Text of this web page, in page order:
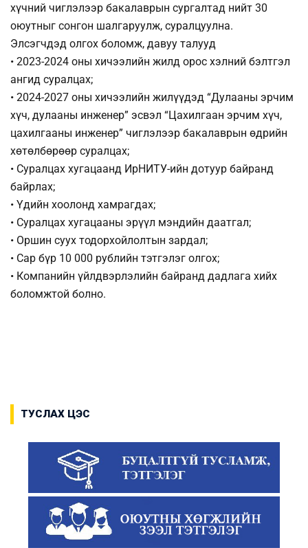
хүчний чиглэлээр бакалаврын сургалтад нийт 30
оюутныг сонгон шалгаруулж, суралцуулна.
Элсэгчдэд олгох боломж, давуу талууд
• 2023-2024 оны хичээлийн жилд орос хэлний бэлтгэл
ангид суралцах;
• 2024-2027 оны хичээлийн жилүүдэд “Дулааны эрчим
хүч, дулааны инженер” эсвэл “Цахилгаан эрчим хүч,
цахилгааны инженер” чиглэлээр бакалаврын өдрийн
хөтөлбөрөөр суралцах;
• Суралцах хугацаанд ИрНИТУ-ийн дотуур байранд
байрлах;
• Үдийн хоолонд хамрагдах;
• Суралцах хугацааны эрүүл мэндийн даатгал;
• Оршин суух тодорхойлолтын зардал;
• Сар бүр 10 000 рублийн тэтгэлэг олгох;
• Компанийн үйлдвэрлэлийн байранд дадлага хийх
боломжтой болно.
ТУСЛАХ ЦЭС